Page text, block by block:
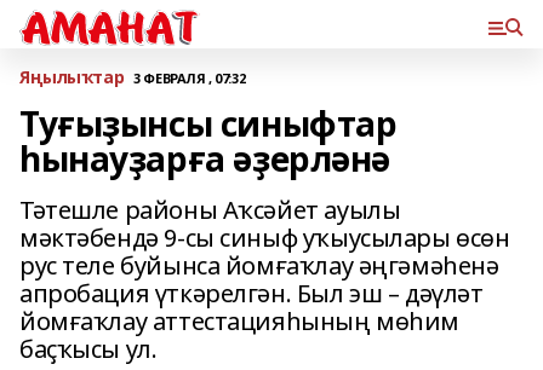
Яңылыҡтар 3 ФЕВРАЛЯ , 07:32
Туғыҙынсы синыфтар
һынауҙарға әҙерләнә
Тәтешле районы Аҡсәйет ауылы
мәктәбендә 9-сы синыф уҡыусылары өсөн
рус теле буйынса йомғаҡлау әңгәмәһенә
апробация үткәрелгән. Был эш – дәүләт
йомғаҡлау аттестацияһының мөһим
баҫҡысы ул.